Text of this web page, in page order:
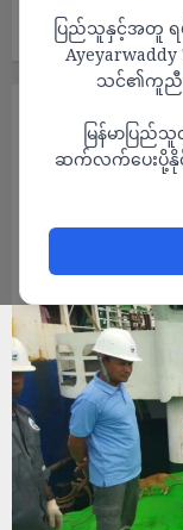
ပြည်သူနှင့်အတူ
သင်၏ကူညီ
မြန်မာပြ
ဆက်လက်ပေးပို့နိုင်
အိန္ဒိယ၏ လူသားစာ
စစ်တွေဆိပ်က
၄၀၀ ပါဝင်
ပေးရေးသင်္
ADMIN MAY